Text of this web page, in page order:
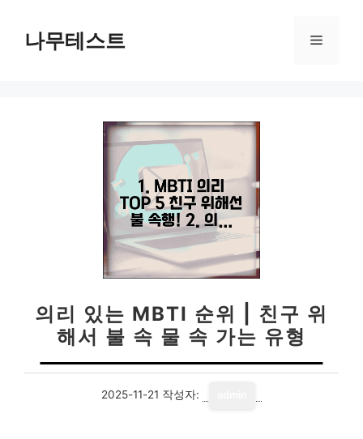
나무테스트 메
의리 있는 MBTI 순위 | 친구 위
해서 불 속 물 속 가는 유형
2025-11-21 작성자: